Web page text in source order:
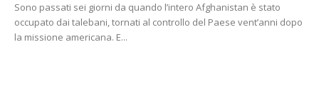
Sono passati sei giorni da quando l’intero Afghanistan è stato
occupato dai talebani, tornati al controllo del Paese vent’anni dopo
la missione americana. E...